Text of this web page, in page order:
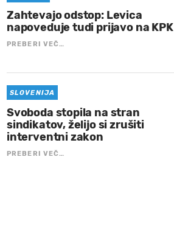
Zahtevajo odstop: Levica
napoveduje tudi prijavo na KPK
PREBERI VEČ…
SLOVENIJA
Svoboda stopila na stran
sindikatov, želijo si zrušiti
interventni zakon
PREBERI VEČ…